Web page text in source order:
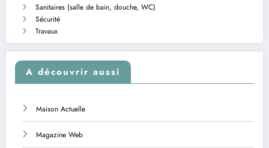
Sanitaires (salle de bain, douche, WC)
Sécurité
Travaux
A découvrir aussi
Maison Actuelle
Magazine Web